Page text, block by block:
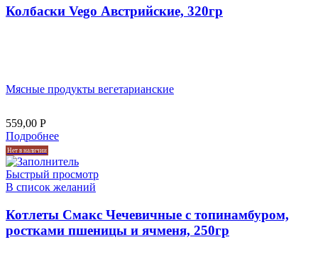
Колбаски Vego Австрийские, 320гр
Мясные продукты вегетарианские
559,00 Р
Подробнее
Нет в наличии
Быстрый просмотр
В список желаний
Котлеты Смакс Чечевичные с топинамбуром,
ростками пшеницы и ячменя, 250гр